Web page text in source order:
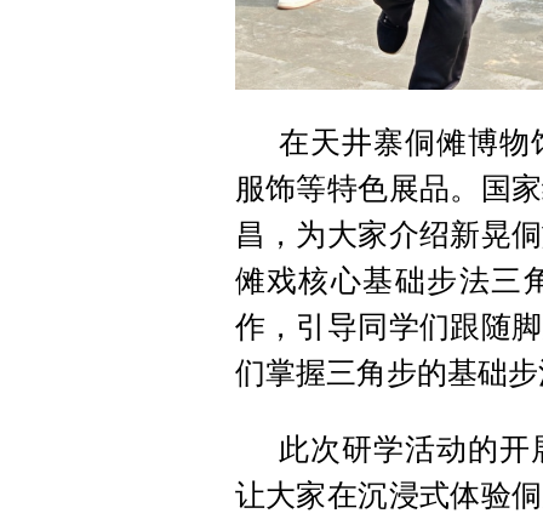
在天井寨侗傩博物
服饰等特色展品。国
昌，为大家介绍新晃
傩戏核心基础步法三
作，引导同学们跟随
们掌握三角步的基础
此次研学活动的
让大家在沉浸式体验